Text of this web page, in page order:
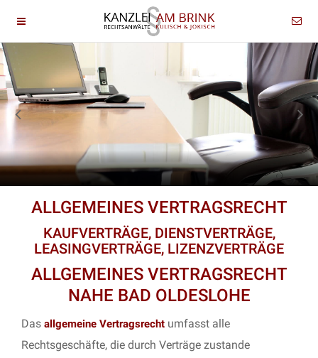
ALLGEMEINES VERTRAGSRECHT
KAUFVERTRÄGE, DIENSTVERTRÄGE,
LEASINGVERTRÄGE, LIZENZVERTRÄGE
ALLGEMEINES VERTRAGSRECHT
NAHE BAD OLDESLOHE
Das allgemeine Vertragsrecht umfasst alle
Rechtsgeschäfte, die durch Verträge zustande